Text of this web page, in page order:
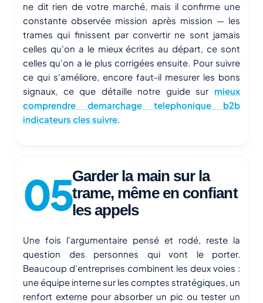
ne dit rien de votre marché, mais il confirme une
constante observée mission après mission — les
trames qui finissent par convertir ne sont jamais
celles qu'on a le mieux écrites au départ, ce sont
celles qu'on a le plus corrigées ensuite. Pour suivre
ce qui s'améliore, encore faut-il mesurer les bons
signaux, ce que détaille notre guide sur mieux
comprendre demarchage telephonique b2b
indicateurs cles suivre.
Garder la main sur la
trame, même en confiant
les appels
Une fois l'argumentaire pensé et rodé, reste la
question des personnes qui vont le porter.
Beaucoup d'entreprises combinent les deux voies :
une équipe interne sur les comptes stratégiques, un
renfort externe pour absorber un pic ou tester un